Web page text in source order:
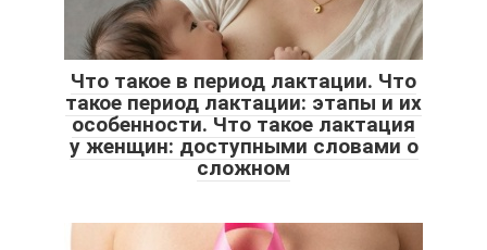
Что такое в период лактации. Что
такое период лактации: этапы и их
особенности. Что такое лактация
у женщин: доступными словами о
сложном